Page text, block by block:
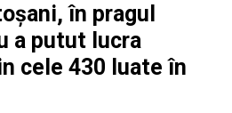
în pragul
a putut lucra
cele 430 luate în